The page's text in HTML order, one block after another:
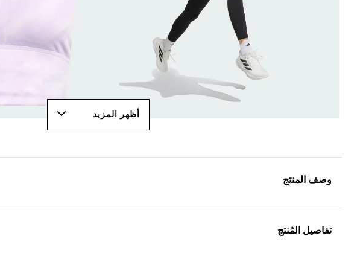
أظهر المزيد
وصف المنتج
تفاصيل المُنتج